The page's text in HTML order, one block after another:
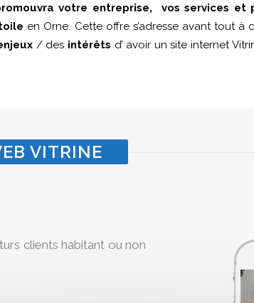
votre entreprise, vos services et
en Orne. Cette offre s’adresse avant tout à
/ des intérêts d’ avoir un site internet
VITRINE
clients habitant ou non